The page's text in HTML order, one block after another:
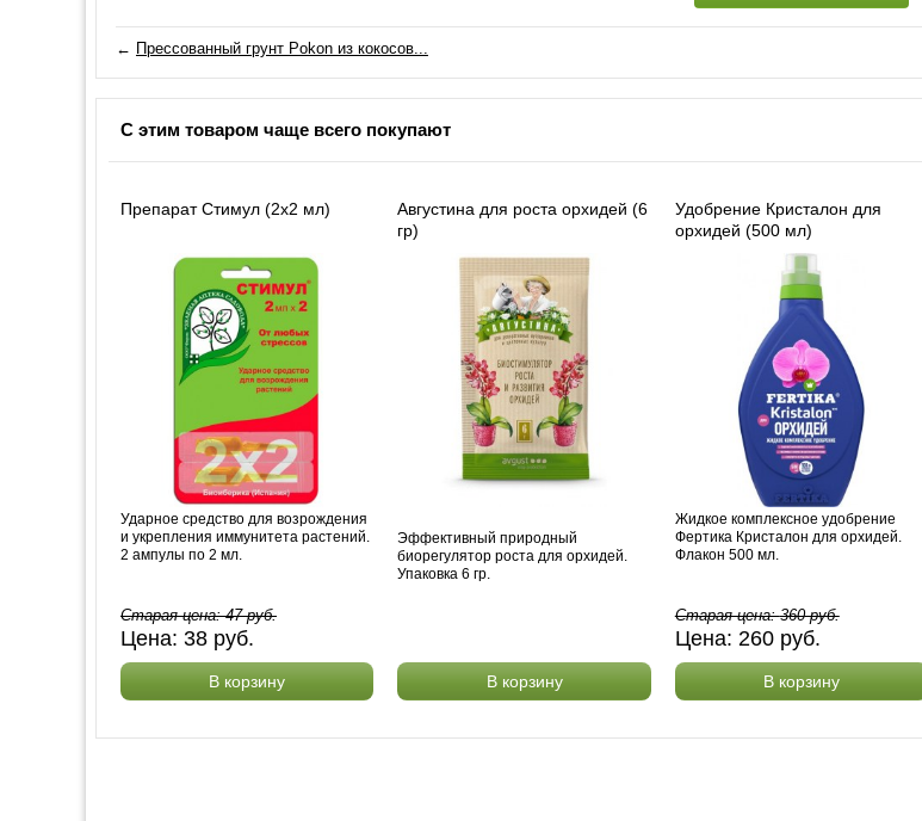
← Прессованный грунт Pokon из кокосов...
С этим товаром чаще всего покупают
Препарат Стимул (2х2 мл)
Ударное средство для возрождения
и укрепления иммунитета растений.
2 ампулы по 2 мл.
Старая цена:47руб.
Цена: 38 руб.
В корзину
Августина для роста орхидей (6
гр)
Эффективный природный
биорегулятор роста для орхидей.
Упаковка 6 гр.
В корзину
Удобрение Кристалон для
орхидей (500 мл)
Жидкое комплексное удобрение
Фертика Кристалон для орхидей.
Флакон 500 мл.
Старая цена:360руб.
Цена: 260руб.
В корзину